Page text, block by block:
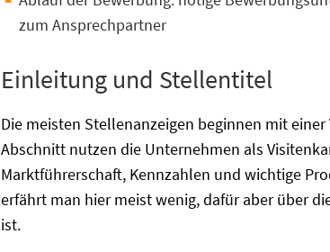
zum Ansprechpartner
Einleitung und Stellentitel
Die meisten Stellenanzeigen beginnen mit
Abschnitt nutzen die Unternehmen als
Marktführerschaft, Kennzahlen und wichtige
erfährt man hier meist wenig, dafür aber über
ist.